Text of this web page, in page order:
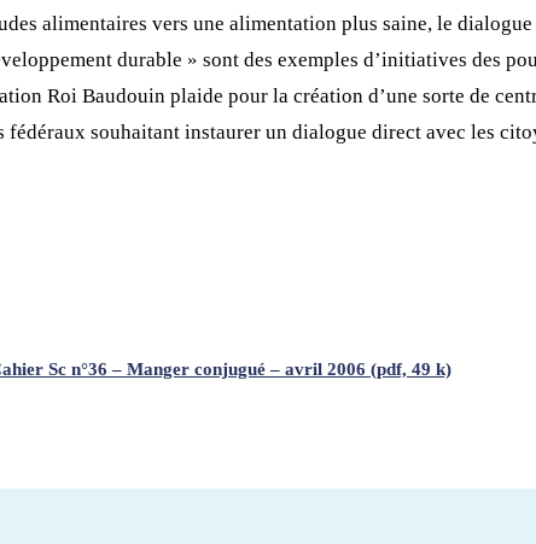
alimentaires vers une alimentation plus saine, le
durable » sont des exemples d’initiatives des
Roi Baudouin plaide pour la création d’une sorte de
souhaitant instaurer un dialogue direct avec les
Sc n°36 – Manger conjugué – avril 2006 (pdf, 49 k)